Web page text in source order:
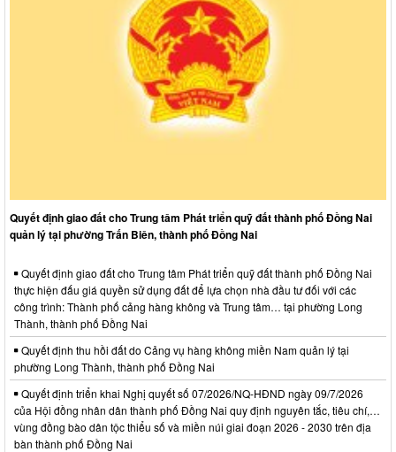
Quyết định giao đất cho Trung tâm Phát triển quỹ đất thành phố Đồng Nai
quản lý tại phường Trấn Biên, thành phố Đồng Nai
Quyết định giao đất cho Trung tâm Phát triển quỹ đất thành phố Đồng Nai
thực hiện đấu giá quyền sử dụng đất để lựa chọn nhà đầu tư đối với các
công trình: Thành phố cảng hàng không và Trung tâm… tại phường Long
Thành, thành phố Đồng Nai
Quyết định thu hồi đất do Cảng vụ hàng không miền Nam quản lý tại
phường Long Thành, thành phố Đồng Nai
Quyết định triển khai Nghị quyết số 07/2026/NQ-HĐND ngày 09/7/2026
của Hội đồng nhân dân thành phố Đồng Nai quy định nguyên tắc, tiêu chí,…
vùng đồng bào dân tộc thiểu số và miền núi giai đoạn 2026 - 2030 trên địa
bàn thành phố Đồng Nai